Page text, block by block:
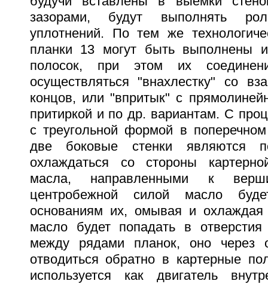
зазорами, будут выполнять
уплотнений. По тем же
планки 13 могут быть выполнены
полосок, при этом их
осуществляться "внахлестку" со
концов, или "впритык" с
притиркой и по др. вариантам. С
с треугольной формой в
две боковые стенки являются
охлаждаться со стороны
масла, направленными к
центробежной силой масло
основаниям их, омывая и
масло будет попадать в
между рядами планок, оно через
отводиться обратно в картерные
используется как двигатель